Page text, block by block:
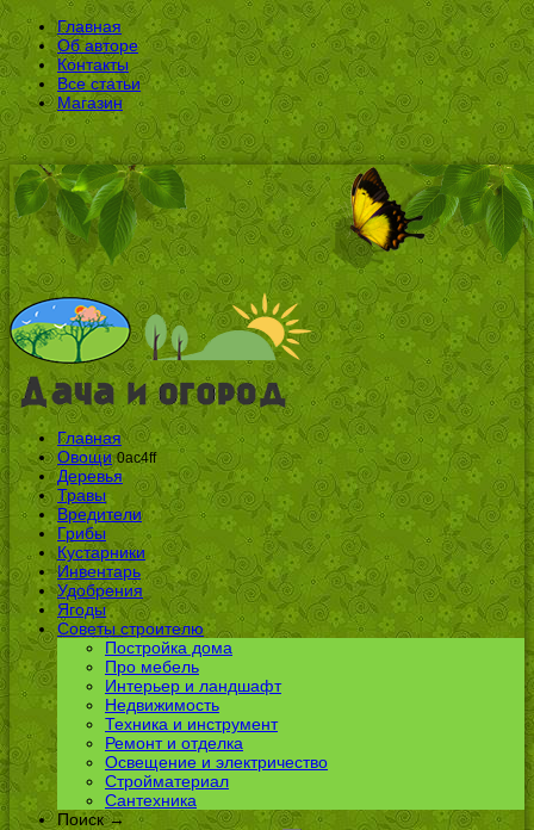
Главная
Об авторе
Контакты
Все статьи
Магазин
Главная
Овощи 0ac4ff
Деревья
Травы
Вредители
Грибы
Кустарники
Инвентарь
Удобрения
Ягоды
Советы строителю
Постройка дома
Про мебель
Интерьер и ландшафт
Недвижимость
Техника и инструмент
Ремонт и отделка
Освещение и электричество
Стройматериал
Сантехника
Поиск →